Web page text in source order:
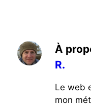
À
R.
Le web
mon